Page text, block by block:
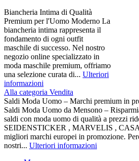
Biancheria Intima di Qualità
Premium per l'Uomo Moderno La
biancheria intima rappresenta il
fondamento di ogni outfit
maschile di successo. Nel nostro
negozio online specializzato in
moda maschile premium, offriamo
una selezione curata di... Ulteriori
informazioni
Alla categoria Vendita
Saldi Moda Uomo – Marchi premium in
Saldi Moda Uomo da Mensono –
saldi con moda uomo di qualità a prezzi
SEIDENSTICKER , MARVELIS ,
migliori marchi europei in promozione.
nostri... Ulteriori informazioni